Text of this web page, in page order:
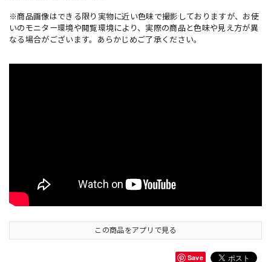
※商品画像はできる限り実物に近い色味で撮影しておりますが、お使
いのモニター環境や閲覧環境により、実際の商品と色味や見え方が異
なる場合がございます。あらかじめご了承ください。
この商品をアプリで見る
Save